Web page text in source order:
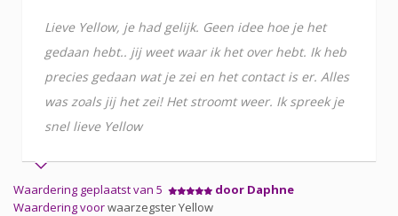
Lieve Yellow, je had gelijk. Geen idee hoe je het
gedaan hebt.. jij weet waar ik het over hebt. Ik heb
precies gedaan wat je zei en het contact is er. Alles
was zoals jij het zei! Het stroomt weer. Ik spreek je
snel lieve Yellow
Waardering geplaatst van 5
door Daphne
Waardering voorwaarzegster Yellow